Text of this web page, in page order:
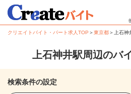
クリエイトバイト・パート求人TOP ＞東京都＞ 上石
上石神井駅周辺のバ
検索条件の設定